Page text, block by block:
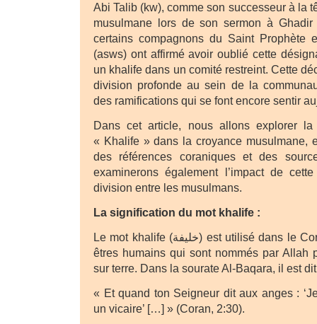
Abi Talib (kw), comme son successeur à la
musulmane lors de son sermon à Ghadir
certains compagnons du Saint Prophète
(asws) ont affirmé avoir oublié cette
un khalife dans un comité restreint. Cette
division profonde au sein de la
des ramifications qui se font encore sentir
Dans cet article, nous allons explorer
« Khalife » dans la croyance musulmane,
des références coraniques et des
examinerons également l’impact de
division entre les musulmans.
La signification du mot khalife :
Le mot khalife (خليفة) est utilisé dans le Coran pour désigner les
êtres humains qui sont nommés par Allah
sur terre. Dans la sourate Al-Baqara, il est
« Et quand ton Seigneur dit aux anges :
un vicaire’ […] » (Coran, 2:30).